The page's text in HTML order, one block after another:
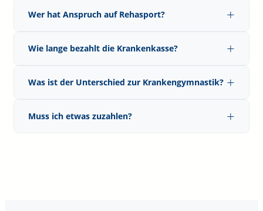
Wer hat Anspruch auf Rehasport?
Wie lange bezahlt die Krankenkasse?
Was ist der Unterschied zur Krankengymnastik?
Muss ich etwas zuzahlen?